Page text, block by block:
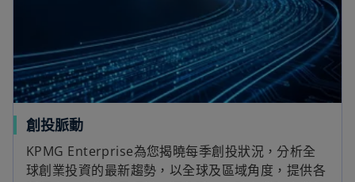
創投脈動
KPMG Enterprise為您揭曉每季創投狀況，分析全
球創業投資的最新趨勢，以全球及區域角度，提供各